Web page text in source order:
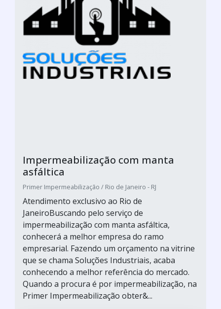
Impermeabilização com manta
asfáltica
Primer Impermeabilização / Rio de Janeiro - RJ
Atendimento exclusivo ao Rio de
JaneiroBuscando pelo serviço de
impermeabilização com manta asfáltica,
conhecerá a melhor empresa do ramo
empresarial. Fazendo um orçamento na vitrine
que se chama Soluções Industriais, acaba
conhecendo a melhor referência do mercado.
Quando a procura é por impermeabilização, na
Primer Impermeabilização obter&...